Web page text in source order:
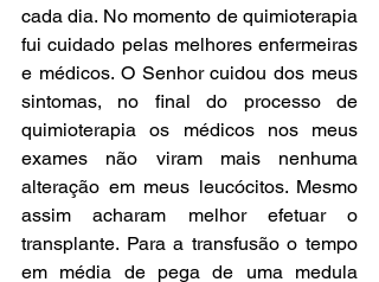
cada dia. No momento de quimioterapia
fui cuidado pelas melhores enfermeiras
e médicos. O Senhor cuidou dos meus
sintomas, no final do processo de
quimioterapia os médicos nos meus
exames não viram mais nenhuma
alteração em meus leucócitos. Mesmo
assim acharam melhor efetuar o
transplante. Para a transfusão o tempo
em média de pega de uma medula